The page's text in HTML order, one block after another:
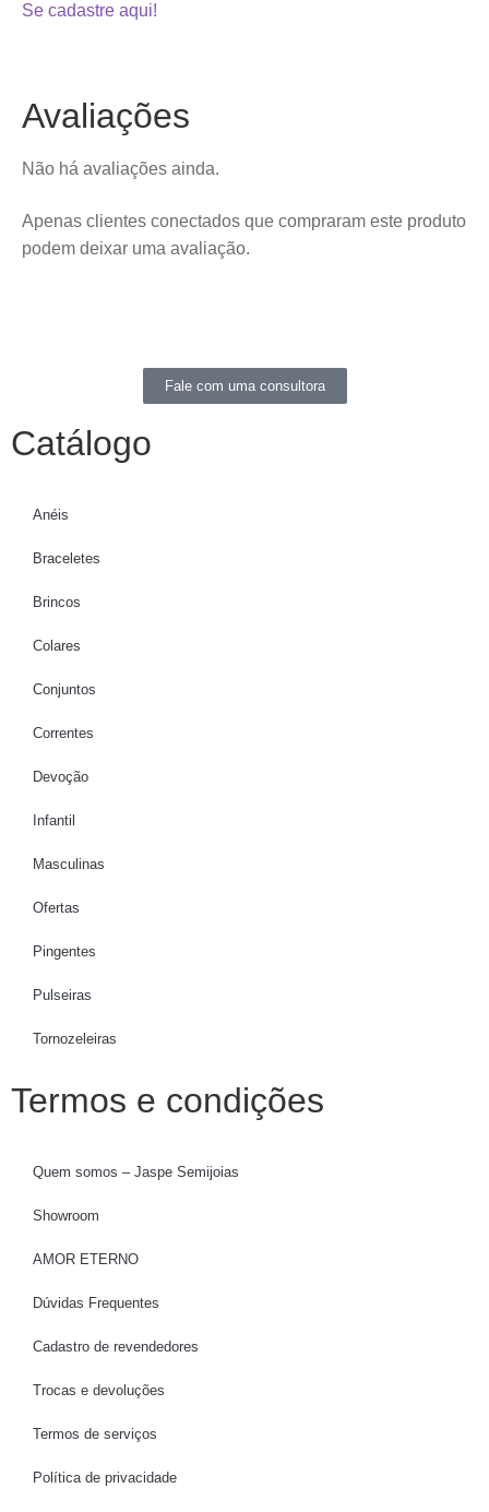
Se cadastre aqui!
Avaliações
Não há avaliações ainda.
Apenas clientes conectados que compraram este produto
podem deixar uma avaliação.
Fale com uma consultora
Catálogo
Anéis
Braceletes
Brincos
Colares
Conjuntos
Correntes
Devoção
Infantil
Masculinas
Ofertas
Pingentes
Pulseiras
Tornozeleiras
Termos e condições
Quem somos – Jaspe Semijoias
Showroom
AMOR ETERNO
Dúvidas Frequentes
Cadastro de revendedores
Trocas e devoluções
Termos de serviços
Política de privacidade